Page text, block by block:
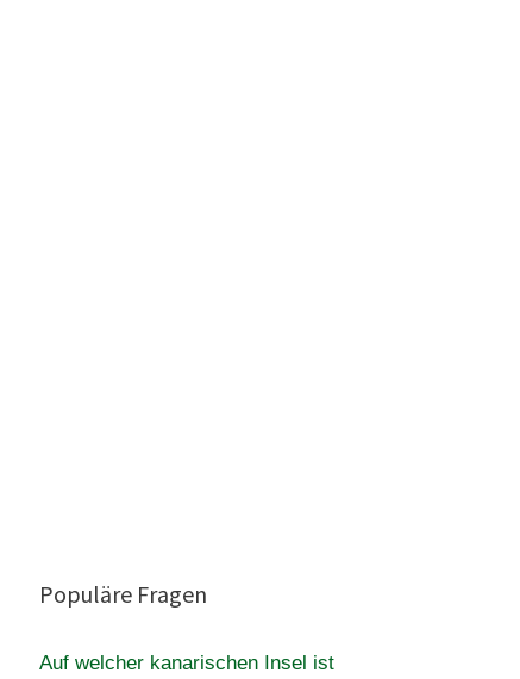
Populäre Fragen
Auf welcher kanarischen Insel ist